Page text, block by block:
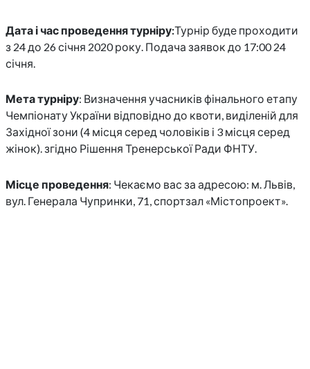
Дата і час проведення турніру:Турнір буде проходити
з 24 до 26 січня 2020 року. Подача заявок до 17:00 24
січня.
Мета турніру: Визначення учасників фінального етапу
Чемпіонату України відповідно до квоти, виділеній для
Західної зони (4 місця серед чоловіків і 3 місця серед
жінок). згідно Рішення Тренерської Ради ФНТУ.
Місце проведення: Чекаємо вас за адресою: м. Львів,
вул. Генерала Чупринки, 71, спортзал «Містопроект».